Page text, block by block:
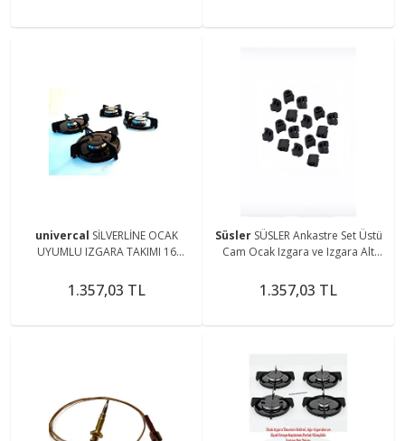
univercal SİLVERLİNE OCAK
UYUMLU IZGARA TAKIMI 16
1.357,03 TL
Süsler SÜSLER Ankastre Set Üstü
Cam Ocak Izgara ve Izgara Alt
1.357,03 TL